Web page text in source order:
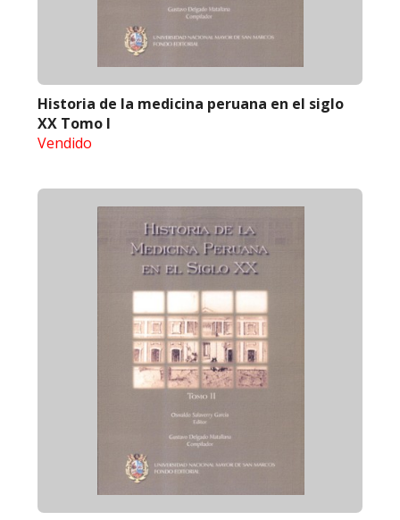
Historia de la medicina peruana en el siglo
XX Tomo I
Vendido